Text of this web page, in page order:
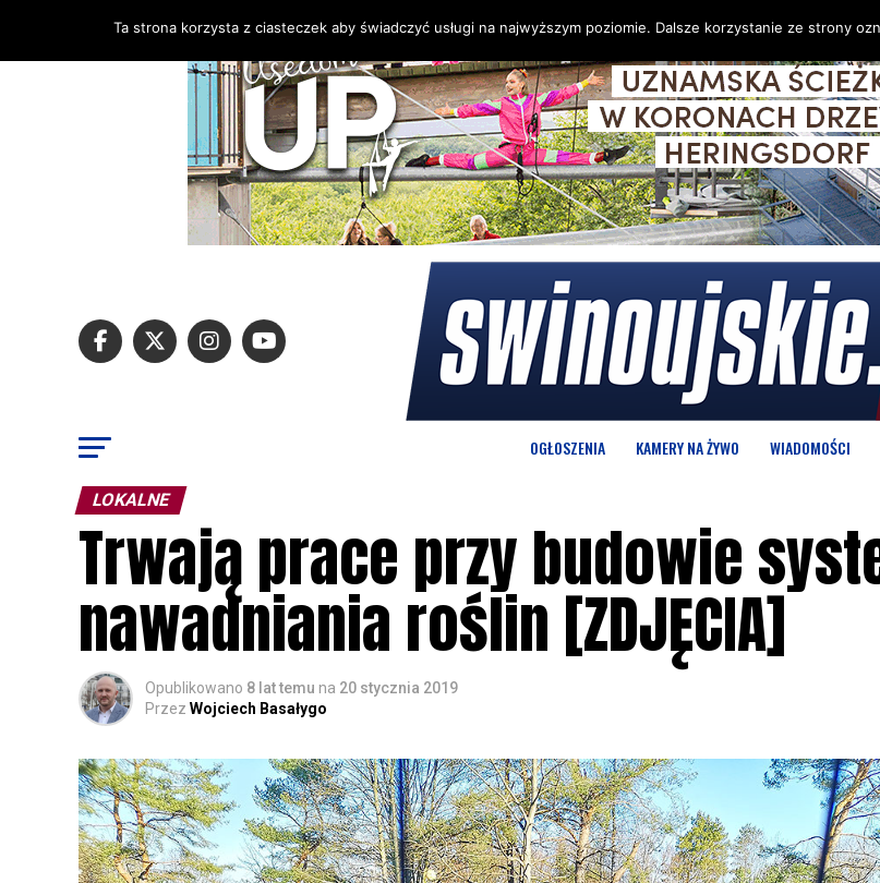
OGŁOSZENIA KAMERY NA ŻYWO WIADOMOŚCI
LOKALNE
Trwają prace przy budowie
nawadniania roślin [ZDJĘCIA]
Opublikowano 8 lat temu na 20 stycznia 2019
Przez Wojciech Basałygo
Ta strona korzysta z ciasteczek aby świadczyć usługi na najwyższym poziomie. Dalsze korzystanie ze strony